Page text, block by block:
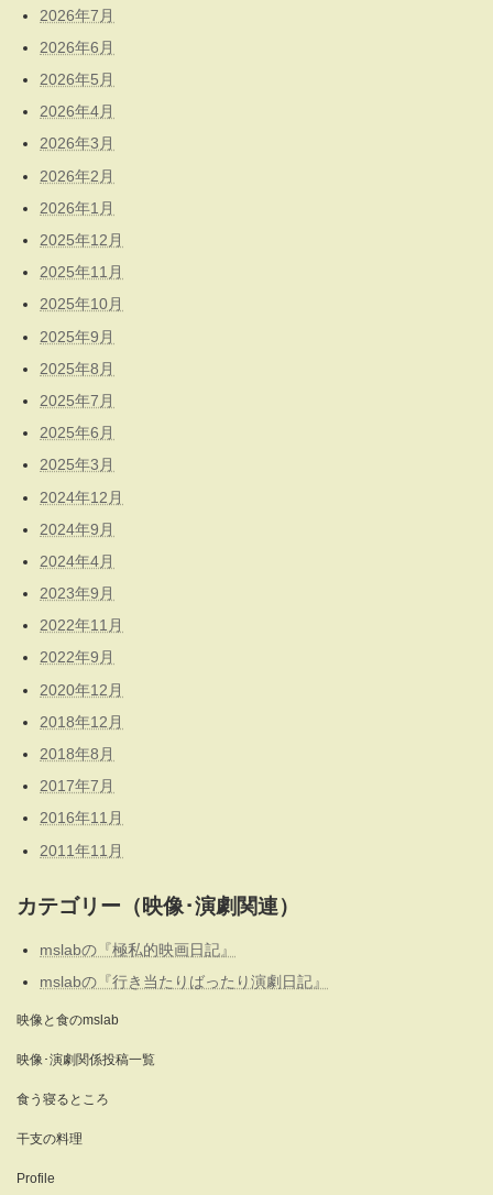
2026年7月
2026年6月
2026年5月
2026年4月
2026年3月
2026年2月
2026年1月
2025年12月
2025年11月
2025年10月
2025年9月
2025年8月
2025年7月
2025年6月
2025年3月
2024年12月
2024年9月
2024年4月
2023年9月
2022年11月
2022年9月
2020年12月
2018年12月
2018年8月
2017年7月
2016年11月
2011年11月
カテゴリー（映像･演劇関連）
mslabの『極私的映画日記』
mslabの『行き当たりばったり演劇日記』
映像と食のmslab
映像･演劇関係投稿一覧
食う寝るところ
干支の料理
Profile